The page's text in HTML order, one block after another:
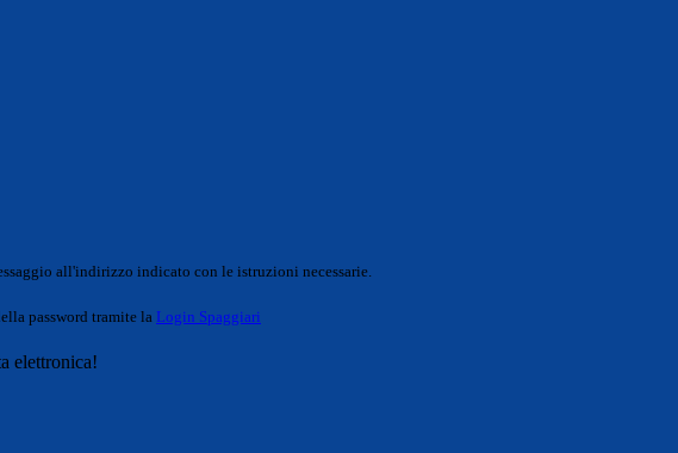
all'indirizzo indicato con le istruzioni necessarie.
password tramite la Login Spaggiari
elettronica!